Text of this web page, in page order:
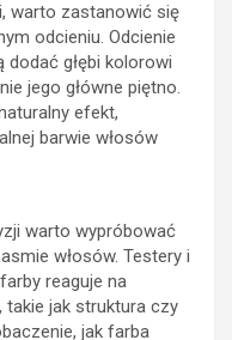
warto zastanowić się
odcieniu. Odcienie
głębi kolorowi
jego główne piętno.
efekt,
barwie włosów
warto wypróbować
włosów. Testery i
reaguje na
takie jak struktura czy
jak farba